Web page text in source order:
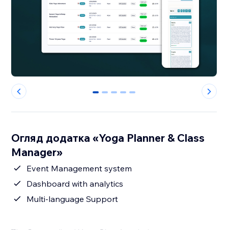
0 1 2 3 4
Огляд додатка «Yoga Planner & Class
Manager»
Event Management system
Dashboard with analytics
Multi-language Support